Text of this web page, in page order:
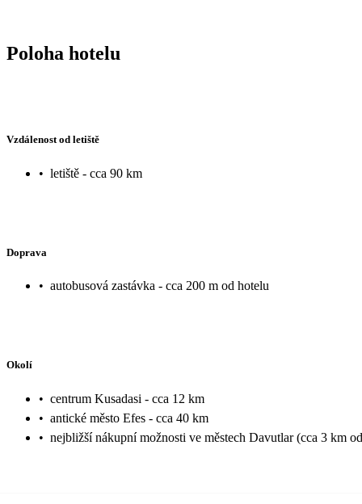
Poloha hotelu
Vzdálenost od letiště
• letiště - cca 90 km
Doprava
• autobusová zastávka - cca 200 m od hotelu
Okolí
• centrum Kusadasi - cca 12 km
• antické město Efes - cca 40 km
• nejbližší nákupní možnosti ve městech Davutlar (cca 3 km